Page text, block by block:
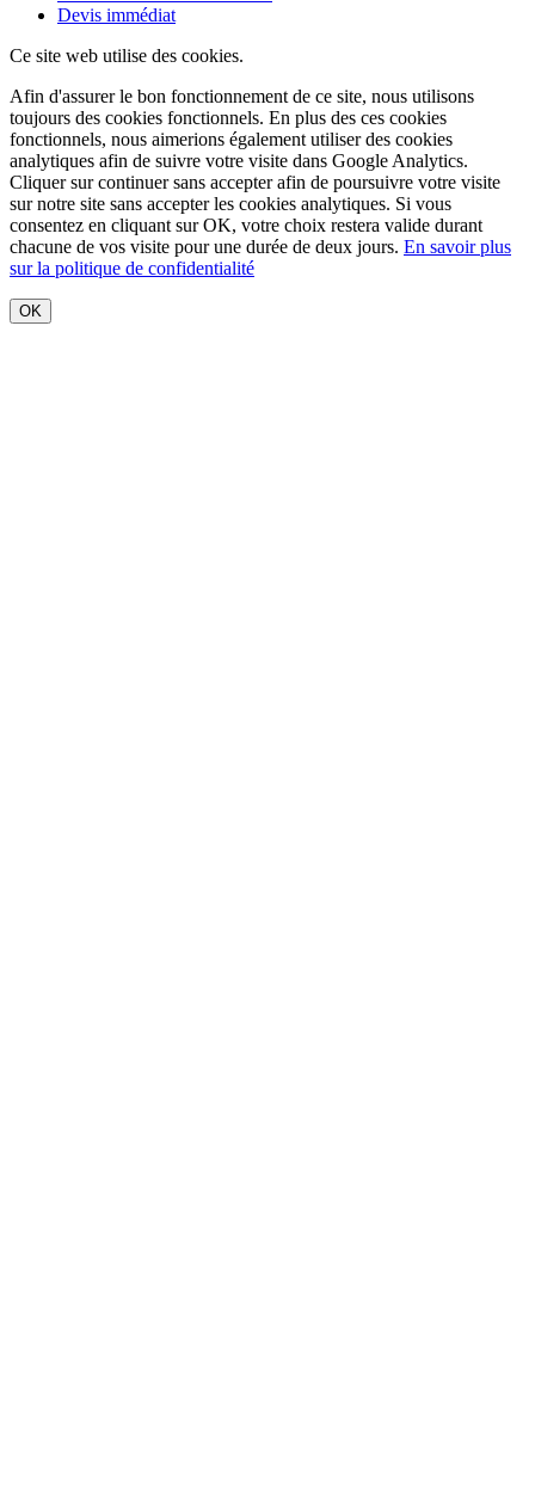
Devis immédiat
Ce site web utilise des cookies.
Afin d'assurer le bon fonctionnement de ce site, nous utilisons
toujours des cookies fonctionnels. En plus des ces cookies
fonctionnels, nous aimerions également utiliser des cookies
analytiques afin de suivre votre visite dans Google Analytics.
Cliquer surcontinuer sans accepterafin de poursuivre votre visite
sur notre site sans accepter les cookies analytiques. Si vous
consentez en cliquant sur OK, votre choix restera valide durant
chacune de vos visite pour une durée de deux jours. En savoir plus
sur la politique de confidentialité
OK